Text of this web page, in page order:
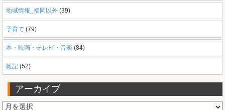
地域情報_福岡以外 (39)
子育て (79)
本・映画・テレビ・音楽 (84)
雑記 (52)
アーカイブ
ア